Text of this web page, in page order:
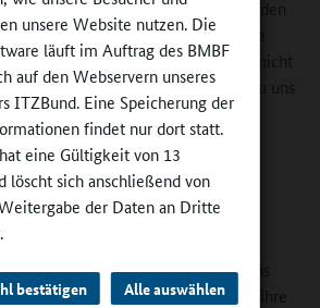
unsere Website nutzen. Die
läuft im Auftrag des BMBF
auf den Webservern unseres
ITZBund. Eine Speicherung der
findet nur dort statt.
eine Gültigkeit von 13
löscht sich anschließend von
der Daten an Dritte
bestätigen Alle auswählen
reicht uns Menschen nicht. Wir melden
über die Klasse und einzelne
regelmäßig zurück. Es geschieht nicht
vor einem Gespräch mit Eltern zu uns
Eindrücke wir über das Kind
werden Sie insgesamt von den
Mehrzahl der Lehrkräfte sieht in uns
vielmehr eine Bereicherung für ihre